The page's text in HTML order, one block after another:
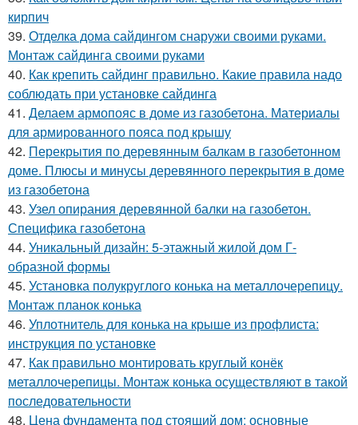
кирпич
39. Отделка дома сайдингом снаружи своими руками.
Монтаж сайдинга своими руками
40. Как крепить сайдинг правильно. Какие правила надо
соблюдать при установке сайдинга
41. Делаем армопояс в доме из газобетона. Материалы
для армированного пояса под крышу
42. Перекрытия по деревянным балкам в газобетонном
доме. Плюсы и минусы деревянного перекрытия в доме
из газобетона
43. Узел опирания деревянной балки на газобетон.
Специфика газобетона
44. Уникальный дизайн: 5-этажный жилой дом Г-
образной формы
45. Установка полукруглого конька на металлочерепицу.
Монтаж планок конька
46. Уплотнитель для конька на крыше из профлиста:
инструкция по установке
47. Как правильно монтировать круглый конёк
металлочерепицы. Монтаж конька осуществляют в такой
последовательности
48. Цена фундамента под стоящий дом: основные